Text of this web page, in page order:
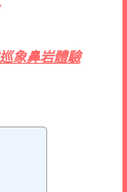
象鼻岩體驗